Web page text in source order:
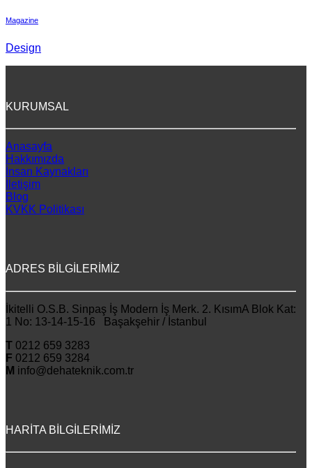
Magazine
Design
KURUMSAL
Anasayfa
Hakkımızda
İnsan Kaynakları
İletişim
Blog
KVKK Politikası
ADRES BİLGİLERİMİZ
İkitelli O.S.B. Sinpaş İş Modern İş Merk. 2. KısımA Blok Kat:
1 No: 13-14-15-16 Başakşehir / İstanbul
T 0212 659 3283
F 0212 659 3284
M info@dehateknik.com.tr
HARİTA BİLGİLERİMİZ